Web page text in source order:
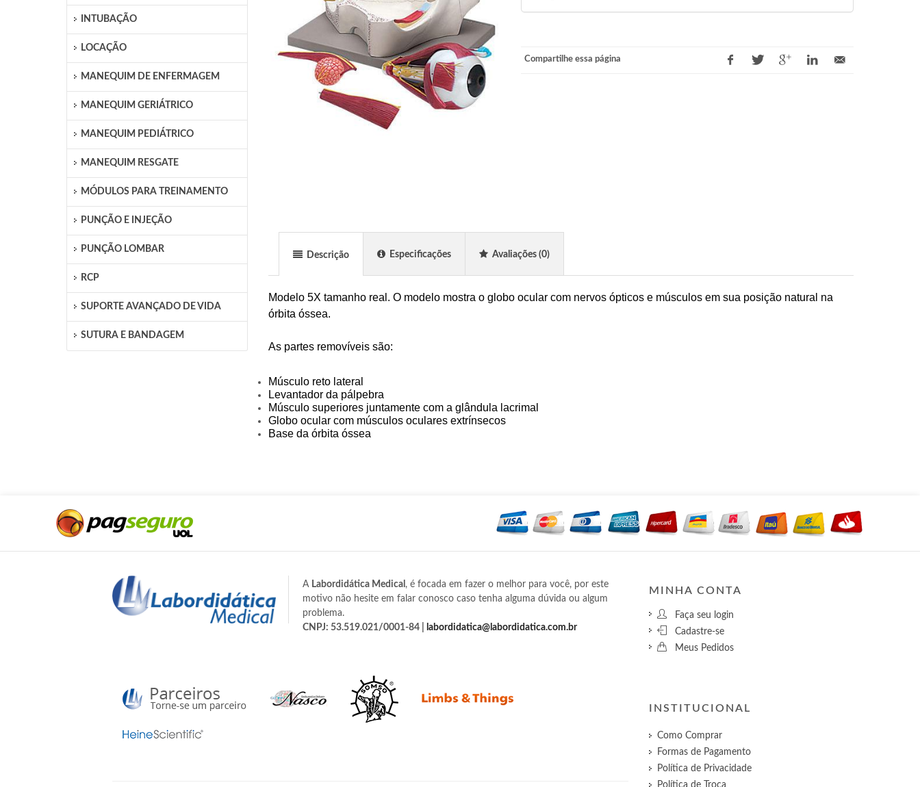
INTUBAÇÃO
LOCAÇÃO
MANEQUIM DE ENFERMAGEM
MANEQUIM GERIÁTRICO
MANEQUIM PEDIÁTRICO
MANEQUIM RESGATE
MÓDULOS PARA TREINAMENTO
PUNÇÃO E INJEÇÃO
PUNÇÃO LOMBAR
RCP
SUPORTE AVANÇADO DE VIDA
SUTURA E BANDAGEM
Compartilhe essa página
Descrição Especificações Avaliações(0)
Modelo 5X tamanho real. O modelo mostra o globo ocular com nervos ópticos e músculos em sua posição natural na
órbita óssea.
As partes removíveis são:
Músculo reto lateral
Levantador da pálpebra
Músculo superiores juntamente com a glândula lacrimal
Globo ocular com músculos oculares extrínsecos
Base da órbita óssea
A Labordidática Medical , é focada em fazer o melhor para você, por este
motivo não hesite em falar conosco caso tenha alguma dúvida ou algum
problema.
CNPJ: 53.519.021/0001-84 |
labordidatica@labordidatica.com.br
MINHA CONTA
Faça seu login
Cadastre-se
Meus Pedidos
INSTITUCIONAL
Como Comprar
Formas de Pagamento
Política de Privacidade